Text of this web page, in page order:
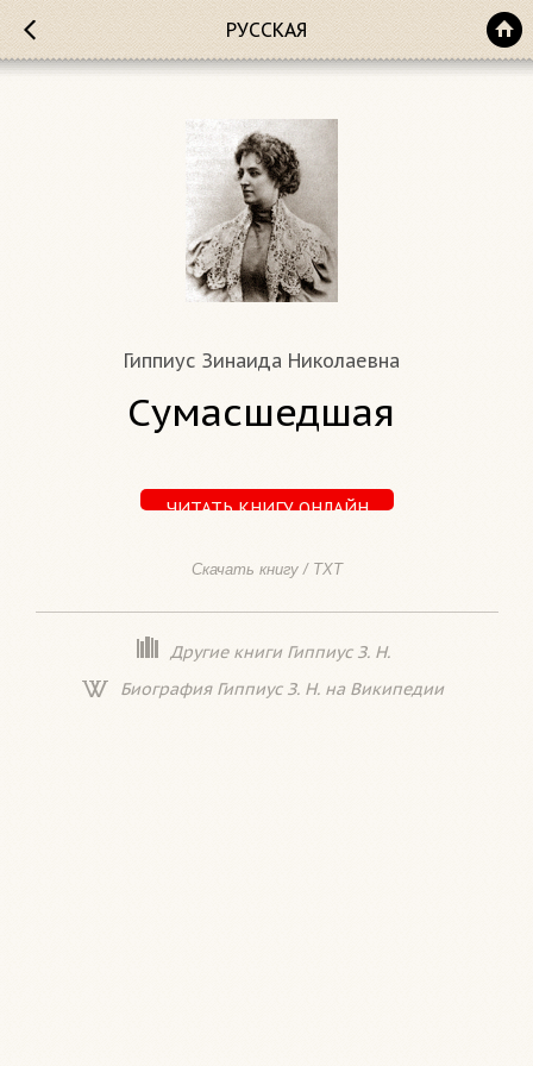
РУССКАЯ
Гиппиус Зинаида Николаевна
Сумасшедшая
ЧИТАТЬ КНИГУ ОНЛАЙН
Скачать книгу / TXT
Другие книги Гиппиус З. Н.
Биография Гиппиус З. Н. на Википедии